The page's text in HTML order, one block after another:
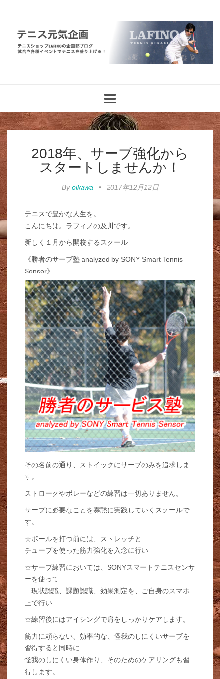
navigation
2018年、サーブ強化から
スタートしませんか！
Byoikawa • 2017年12月12日
テニスで豊かな人生を。
こんにちは。ラフィノの及川です。
新しく１月から開校するスクール
《勝者のサーブ塾 analyzed by SONY Smart Tennis
Sensor》
その名前の通り、ストイックにサーブのみを追求しま
す。
ストロークやボレーなどの練習は一切ありません。
サーブに必要なことを寡黙に実践していくスクールで
す。
☆ボールを打つ前には、ストレッチと
チューブを使った筋力強化を入念に行い
☆サーブ練習においては、SONYスマートテニスセンサ
ーを使って
現状認識、課題認識、効果測定を、ご自身のスマホ
上で行い
☆練習後にはアイシングで肩をしっかりケアします。
筋力に頼らない、効率的な、怪我のしにくいサーブを
習得すると同時に
怪我のしにくい身体作り、そのためのケアリングも習
得します。